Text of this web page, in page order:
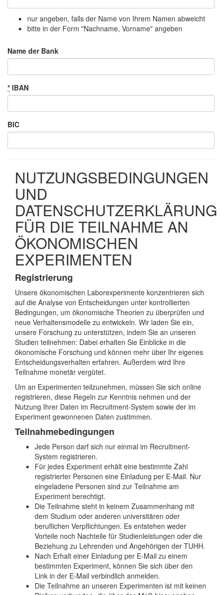
nur angeben, falls der Name von Ihrem Namen abweicht
bitte in der Form "Nachname, Vorname" angeben
Name der Bank
* IBAN
BIC
NUTZUNGSBEDINGUNGEN
UND
DATENSCHUTZERKLÄRUNG
FÜR DIE TEILNAHME AN
ÖKONOMISCHEN
EXPERIMENTEN
Registrierung
Unsere ökonomischen Laborexperimente konzentrieren sich
auf die Analyse von Entscheidungen unter kontrollierten
Bedingungen, um ökonomische Theorien zu überprüfen und
neue Verhaltensmodelle zu entwickeln. Wir laden Sie ein,
unsere Forschung zu unterstützen, indem Sie an unseren
Studien teilnehmen: Dabei erhalten Sie Einblicke in die
ökonomische Forschung und können mehr über Ihr eigenes
Entscheidungsverhalten erfahren. Außerdem wird Ihre
Teilnahme monetär vergütet.
Um an Experimenten teilzunehmen, müssen Sie sich online
registrieren, diese Regeln zur Kenntnis nehmen und der
Nutzung Ihrer Daten im Recruitment-System sowie der im
Experiment gewonnenen Daten zustimmen.
Teilnahmebedingungen
Jede Person darf sich nur einmal im Recruitment-
System registrieren.
Für jedes Experiment erhält eine bestimmte Zahl
registrierter Personen eine Einladung per E-Mail. Nur
eingeladene Personen sind zur Teilnahme am
Experiment berechtigt.
Die Teilnahme steht in keinem Zusammenhang mit
dem Studium oder anderen universitären oder
beruflichen Verpflichtungen. Es entstehen weder
Vorteile noch Nachteile für Studienleistungen oder die
Beziehung zu Lehrenden und Angehörigen der TUHH.
Nach Erhalt einer Einladung per E-Mail zu einem
bestimmten Experiment, können Sie sich über den
Link in der E-Mail verbindlich anmelden.
Die Teilnahme an unseren Experimenten ist mit keinen